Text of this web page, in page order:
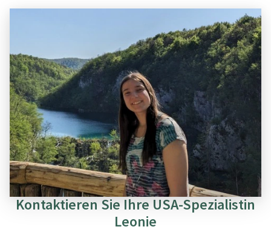
Kontaktieren Sie Ihre USA-Spezialistin
Leonie